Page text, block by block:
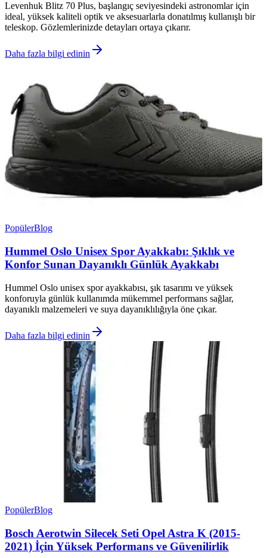
Levenhuk Blitz 70 Plus, başlangıç seviyesindeki astronomlar için
ideal, yüksek kaliteli optik ve aksesuarlarla donatılmış kullanışlı bir
teleskop. Gözlemlerinizde detayları ortaya çıkarır.
Daha fazla bilgi edinin
PopülerBlog
Hummel Oslo Unisex Spor Ayakkabı: Şıklık ve
Konfor Sunan Dayanıklı Günlük Ayakkabı
Hummel Oslo unisex spor ayakkabısı, şık tasarımı ve yüksek
konforuyla günlük kullanımda mükemmel performans sağlar,
dayanıklı malzemeleri ve suya dayanıklılığıyla öne çıkar.
Daha fazla bilgi edinin
PopülerBlog
Bosch Aerotwin Silecek Seti Opel Astra K (2015-
2021) İçin Yüksek Performans ve Güvenilirlik